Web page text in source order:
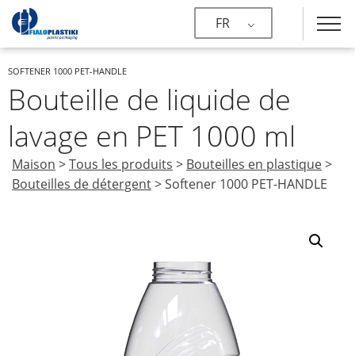
FR
SOFTENER 1000 PET-HANDLE
Bouteille de liquide de
lavage en PET 1000 ml
Maison >Tous les produits > Bouteilles en plastique>
Bouteilles de détergent>Softener 1000 PET-HANDLE